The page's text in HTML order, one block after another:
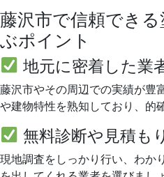
藤沢市で信頼でき
ぶポイント
地元に密着した業
藤沢市やその周辺での実績が豊
や建物特性を熟知しており、的
無料診断や見積も
現地調査をしっかり行い、わか